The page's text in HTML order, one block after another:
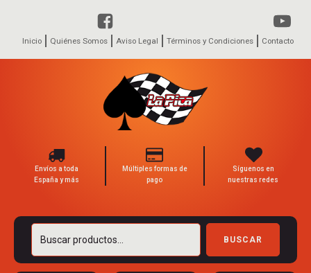
Inicio Quiénes Somos Aviso Legal Términos y Condiciones Contacto
Envíos a toda
España y más
Múltiples formas de
pago
Síguenos en
nuestras redes
Buscar
BUSCAR